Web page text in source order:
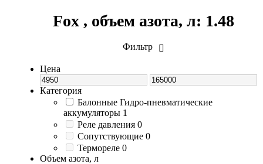
Fox , объем азота, л: 1.48
Фильтр
Цена
Категория
Балонные Гидро-пневматические
аккумуляторы 1
Реле давления 0
Сопутствующие 0
Термореле 0
Объем азота, л